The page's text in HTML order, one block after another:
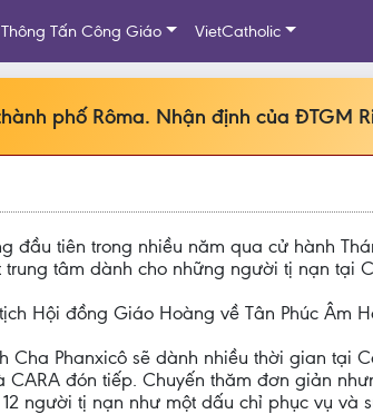
Thông Tấn Công Giáo VietCatholic
phố Rôma. Nhận định của ĐTGM
đầu tiên trong nhiều năm qua cử hành
tâm dành cho những người tị nạn tại
Hội đồng Giáo Hoàng về Tân Phúc Âm
Cha Phanxicô sẽ dành nhiều thời gian tại
đón tiếp. Chuyến thăm đơn giản
người tị nạn như một dấu chỉ phục vụ và